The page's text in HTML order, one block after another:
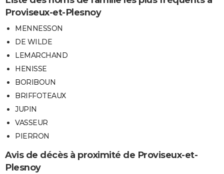
Proviseux-et-Plesnoy
MENNESSON
DE WILDE
LEMARCHAND
HENISSE
BORIBOUN
BRIFFOTEAUX
JUPIN
VASSEUR
PIERRON
Avis de décès à proximité de Proviseux-et-
Plesnoy